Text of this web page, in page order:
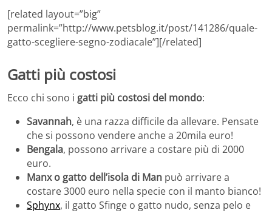
[related layout=”big”
permalink=”http://www.petsblog.it/post/141286/quale-
gatto-scegliere-segno-zodiacale”][/related]
Gatti più costosi
Ecco chi sono i gatti più costosi del mondo:
Savannah, è una razza difficile da allevare. Pensate
che si possono vendere anche a 20mila euro!
Bengala, possono arrivare a costare più di 2000
euro.
Manx o gatto dell’isola di Man può arrivare a
costare 3000 euro nella specie con il manto bianco!
Sphynx, il gatto Sfinge o gatto nudo, senza pelo e